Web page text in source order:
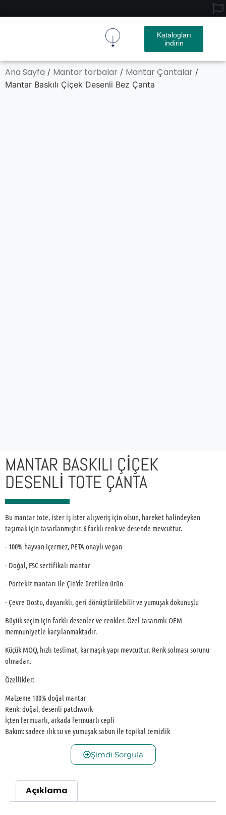
Katalogları
indirin
Ana Sayfa / Mantar torbalar / Mantar Çantalar /
Mantar Baskılı Çiçek Desenli Bez Çanta
MANTAR BASKILI ÇIÇEK
DESENLI TOTE ÇANTA
Bu mantar tote, ister iş ister alışveriş için olsun, hareket halindeyken
taşımak için tasarlanmıştır. 6 farklı renk ve desende mevcuttur.
- 100% hayvan içermez, PETA onaylı vegan
- Doğal, FSC sertifikalı mantar
- Portekiz mantarı ile Çin'de üretilen ürün
- Çevre Dostu, dayanıklı, geri dönüştürülebilir ve yumuşak dokunuşlu
Büyük seçim için farklı desenler ve renkler. Özel tasarımlı OEM
memnuniyetle karşılanmaktadır.
Küçük MOQ, hızlı teslimat, karmaşık yapı mevcuttur. Renk solması sorunu
olmadan.
Özellikler:
Malzeme 100% doğal mantar
Renk: doğal, desenli patchwork
İçten fermuarlı, arkada fermuarlı cepli
Bakım: sadece ılık su ve yumuşak sabun ile topikal temizlik
Şimdi Sorgula
Açıklama